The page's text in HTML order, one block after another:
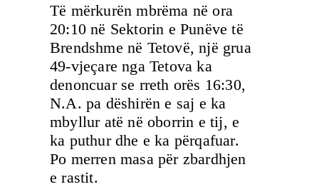
Të mërkurën mbrëma në ora
20:10 në Sektorin e Punëve të
Brendshme në Tetovë, një grua
49-vjeçare nga Tetova ka
denoncuar se rreth orës 16:30,
N.A. pa dëshirën e saj e ka
mbyllur atë në oborrin e tij, e
ka puthur dhe e ka përqafuar.
Po merren masa për zbardhjen
e rastit.